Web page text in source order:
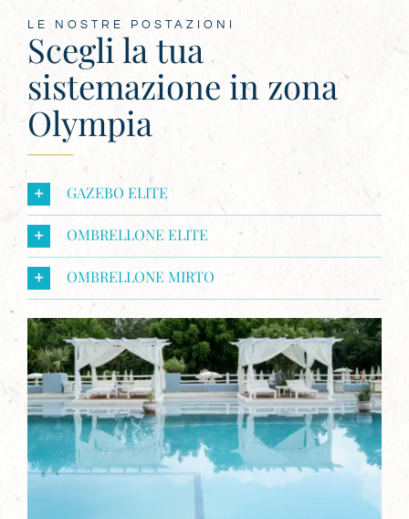
LE NOSTRE POSTAZIONI
Scegli la tua
sistemazione in zona
Olympia
GAZEBO ELITE
OMBRELLONE ELITE
OMBRELLONE MIRTO